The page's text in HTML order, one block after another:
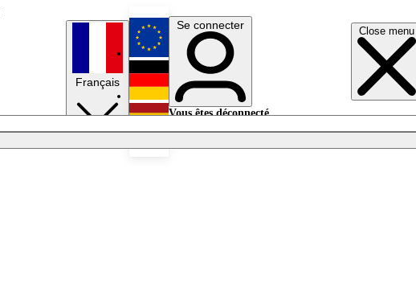
Close menu
Français
English
Deutsch
Se connecter
Vous êtes déconnecté.